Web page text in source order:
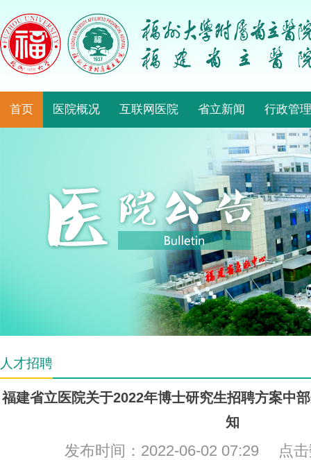
首页 医院概况 互联网医院 省立新闻 行政管理
人才招聘
福建省立医院关于2022年博士研究生招聘方案中
知
发布时间：2022-06-02 07:29 点